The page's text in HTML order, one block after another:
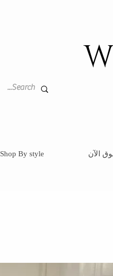
Shop By style الآن